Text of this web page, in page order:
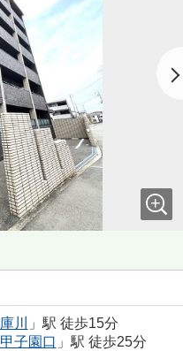
川
」駅 徒歩15分
甲子園口 」駅 徒歩25分